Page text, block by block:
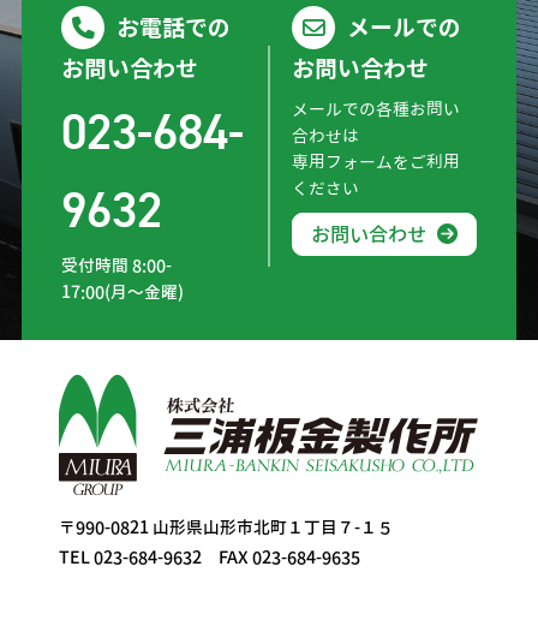
お電話での
お問い合わせ
023-684-
9632
受付時間 8:00-
17:00(月〜金曜)
メールでの
お問い合わせ
メールでの各種お問い
合わせは
専用フォームをご利用
ください
お問い合わせ
〒990-0821 山形県山形市北町１丁目７-１５
TEL 023-684-9632 FAX 023-684-9635